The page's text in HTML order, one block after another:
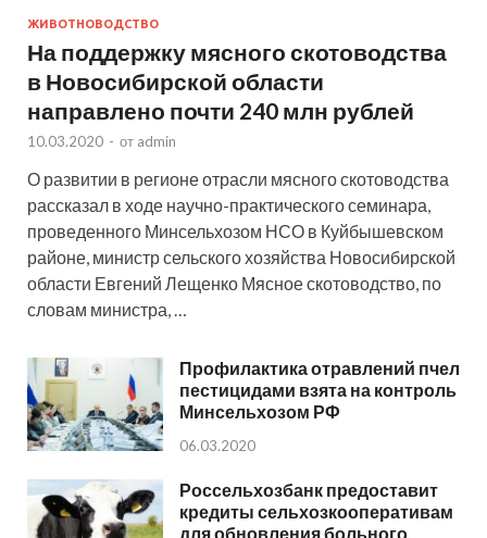
ЖИВОТНОВОДСТВО
На поддержку мясного скотоводства
в Новосибирской области
направлено почти 240 млн рублей
10.03.2020 - от admin
О развитии в регионе отрасли мясного скотоводства
рассказал в ходе научно-практического семинара,
проведенного Минсельхозом НСО в Куйбышевском
районе, министр сельского хозяйства Новосибирской
области Евгений Лещенко Мясное скотоводство, по
словам министра, …
Профилактика отравлений пчел
пестицидами взята на контроль
Минсельхозом РФ
06.03.2020
Россельхозбанк предоставит
кредиты сельхозкооперативам
для обновления больного